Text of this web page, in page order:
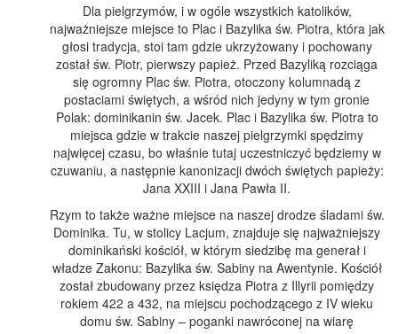
Dla pielgrzymów, i w ogóle wszystkich katolików,
najważniejsze miejsce to Plac i Bazylika św. Piotra, która jak
głosi tradycja, stoi tam gdzie ukrzyżowany i pochowany
został św. Piotr, pierwszy papież. Przed Bazyliką rozciąga
się ogromny Plac św. Piotra, otoczony kolumnadą z
postaciami świętych, a wśród nich jedyny w tym gronie
Polak: dominikanin św. Jacek. Plac i Bazylika św. Piotra to
miejsca gdzie w trakcie naszej pielgrzymki spędzimy
najwięcej czasu, bo właśnie tutaj uczestniczyć będziemy w
czuwaniu, a następnie kanonizacji dwóch świętych papieży:
Jana XXIII i Jana Pawła II.
Rzym to także ważne miejsce na naszej drodze śladami św.
Dominika. Tu, w stolicy Lacjum, znajduje się najważniejszy
dominikański kościół, w którym siedzibę ma generał i
władze Zakonu: Bazylika św. Sabiny na Awentynie. Kościół
został zbudowany przez księdza Piotra z Illyrii pomiędzy
rokiem 422 a 432, na miejscu pochodzącego z IV wieku
domu św. Sabiny – poganki nawróconej na wiarę